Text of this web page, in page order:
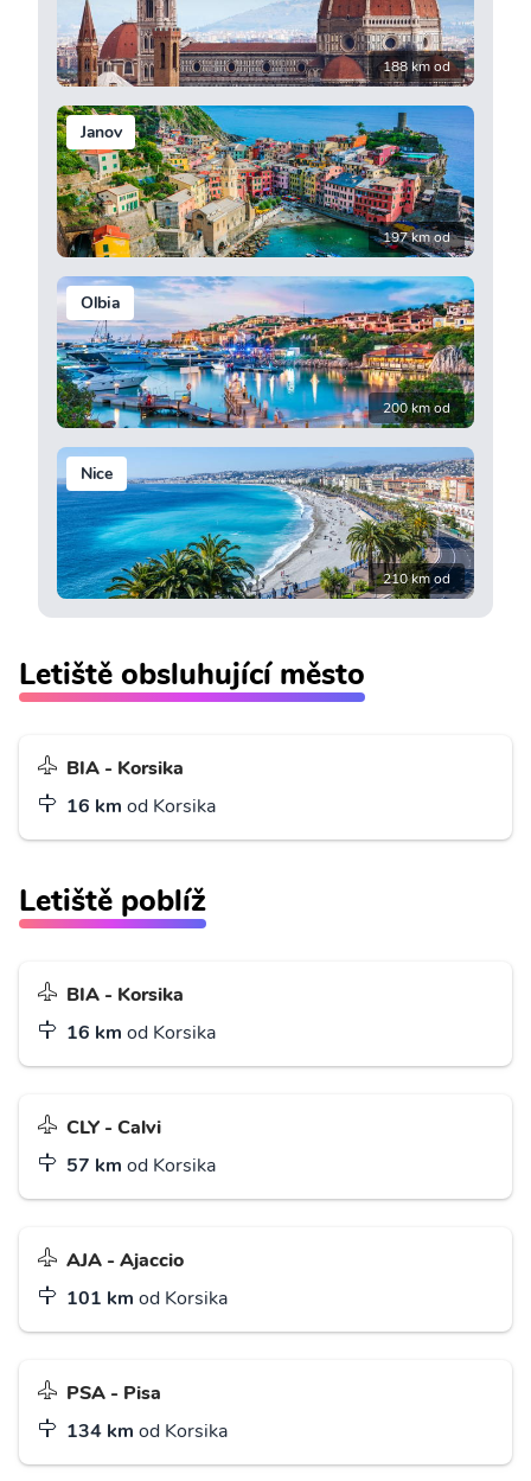
188 km od
Janov
197 km od
Olbia
200 km od
Nice
210 km od
Letiště obsluhující město
BIA - Korsika
16 km od Korsika
Letiště poblíž
BIA - Korsika
16 km od Korsika
CLY - Calvi
57 km od Korsika
AJA - Ajaccio
101 km od Korsika
PSA - Pisa
134 km od Korsika